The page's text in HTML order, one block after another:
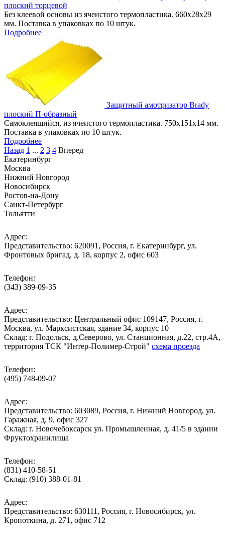
плоский торцевой
Без клеевой основы из ячеистого термопластика. 660х28х29
мм. Поставка в упаковках по 10 штук.
Подробнее
Защитный амотризатор Brady
плоский П-образный
Самоклеящийся, из ячеистого термопластика. 750х151х14 мм.
Поставка в упаковках по 10 штук.
Подробнее
Назад 1 ... 2 3 4 Вперед
Екатеринбург
Москва
Нижний Новгород
Новосибирск
Ростов-на-Дону
Санкт-Петербург
Тольятти
Адрес:
Представительство: 620091, Россия, г. Екатеринбург, ул.
Фронтовых бригад, д. 18, корпус 2, офис 603
Телефон:
(343) 389-09-35
Адрес:
Представительство: Центральный офис 109147, Россия, г.
Москва, ул. Марксистская, здание 34, корпус 10
Cклад: г. Подольск, д.Северово, ул. Станционная, д.22, стр.4А,
территория ТСК "Интер-Полимер-Строй" схема проезда
Телефон:
(495) 748-09-07
Адрес:
Представительство: 603089, Россия, г. Нижний Новгород, ул.
Гаражная, д. 9, офис 327
Склад: г. Новочебоксарск ул. Промышленная, д. 41/5 в здании
Фруктохранилища
Телефон:
(831) 410-58-51
Склад: (910) 388-01-81
Адрес:
Представительство: 630111, Россия, г. Новосибирск, ул.
Кропоткина, д. 271, офис 712